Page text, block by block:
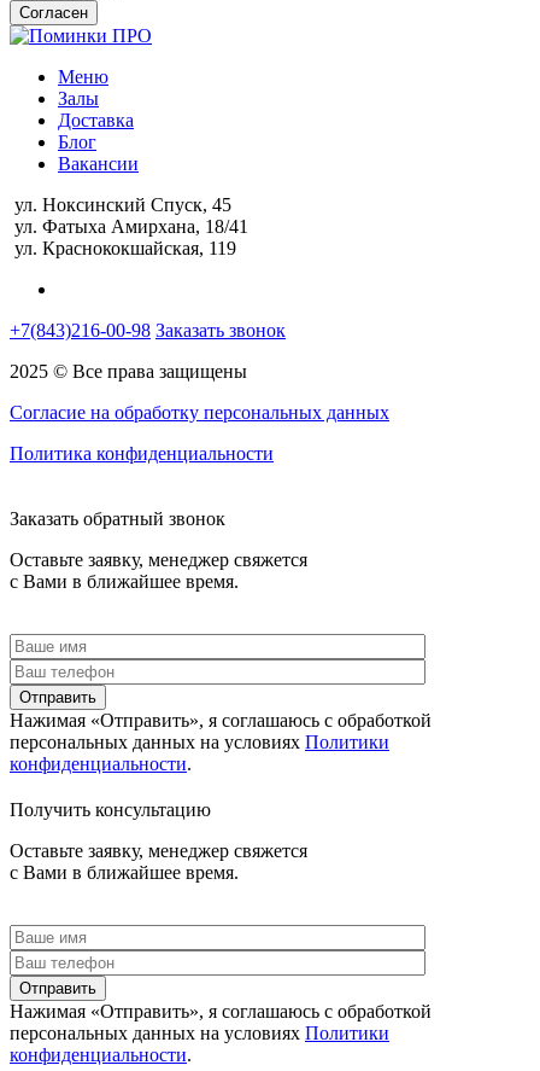
Согласен
Меню
Залы
Доставка
Блог
Вакансии
ул. Ноксинский Спуск, 45
ул. Фатыха Амирхана, 18/41
ул. Краснококшайская, 119
+7(843)216-00-98 Заказать звонок
2025 © Все права защищены
Согласие на обработку персональных данных
Политика конфиденциальности
Заказать обратный звонок
Оставьте заявку, менеджер свяжется
с Вами в ближайшее время.
Отправить
Нажимая «Отправить», я соглашаюсь c обработкой
персональных данных на условиях Политики
конфиденциальности.
Получить консультацию
Оставьте заявку, менеджер свяжется
с Вами в ближайшее время.
Отправить
Нажимая «Отправить», я соглашаюсь c обработкой
персональных данных на условиях Политики
конфиденциальности.